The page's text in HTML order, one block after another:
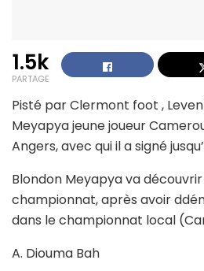
1.5k
PARTAGE
Pisté par Clermont foot ,
Meyapya jeune joueur
Angers, avec qui il a signé
Blondon Meyapya va
championnat, après avoir
dans le championnat local
A. Diouma Bah